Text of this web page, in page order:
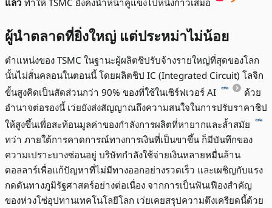
ผู้นำตลาดที่ยิ่งใหญ่ แต่ประหม่าไม่น้อย
ตำแหน่งของ TSMC ในฐานะผู้ผลิตชิปรับจ้างรายใหญ่ที่สุดของโลก
นั้นไม่สั่นคลอนในตอนนี้ โดยผลิตชิป IC (Integrated Circuit) โลจิก
ขั้นสูงคิดเป็นสัดส่วนกว่า 90% ของที่ใช้ในเซิร์ฟเวอร์ AI
ด้วย
อำนาจต่อรองนี้ เว่ยยังส่งสัญญาณถึงความสนใจในการปรับราคาชิป
ให้สูงขึ้นเพื่อสะท้อนมูลค่าของกำลังการผลิตที่หายากและล้ำสมัย
ทว่า ภายใต้การคาดการณ์ทางการเงินที่เป็นขาขึ้น ก็มีบันทึกของ
ความเปราะบางซ่อนอยู่ บริษัทกำลังใช้จ่ายเงินหลายหมื่นล้าน
ดอลลาร์เพื่อแก้ปัญหาที่ไม่มีทางออกอย่างรวดเร็ว และเผชิญกับแรง
กดดันทางภูมิรัฐศาสตร์อย่างต่อเนื่อง จากการเป็นฟันเฟืองสำคัญ
ของห่วงโซ่อุปทานเทคโนโลยีโลก เว่ยเคยสรุปความตึงเครียดนี้ด้วย